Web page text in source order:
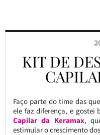
KIT DE
Faço parte do time das
ele faz diferença, e gostei
Capilar da Keramax,
estimular o crescimento